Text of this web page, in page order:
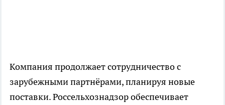
Компания продолжает сотрудничество с
зарубежными партнёрами, планируя новые
поставки. Россельхознадзор обеспечивает